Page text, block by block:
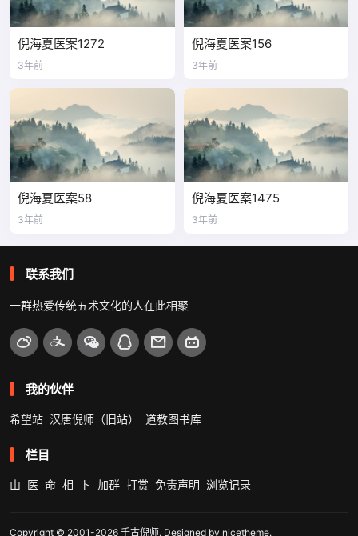
倪海夏医案1272
3年前
倪海夏医案156
3年前
倪海夏医案58
3年前
倪海夏医案1475
3年前
联系我们
一群热爱传统五术文化的人在此相聚
我的伙伴
希望站 汉唐倪师（旧站） 道教图书库
栏目
山 医 命 相 卜 加群 打赏 免责声明 浏览记录
Copyright © 2001-2026 千古倪师. Designed by nicetheme.